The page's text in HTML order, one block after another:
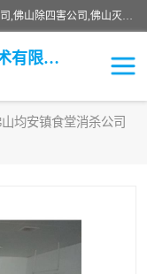
佛山白蚁防治公司,佛山白蚁防治哪家好,佛山杀虫公司,佛山除四害公司,佛山灭白蚁公司,佛山白蚁防治佛山儒创有害生物防治有限公司是一家佛山杀虫公司、佛山除四害公司、佛山灭白蚁公司、佛山白蚁防治公司，让您远离虫害困扰。要问佛山白蚁防治哪家好？佛山儒创有害生物防治有限公司全佛山、广州，正规公司，上门勘查，可靠，售后有保障。
佛山儒创有害生物防控技术有限公司
均安镇食堂消杀公司